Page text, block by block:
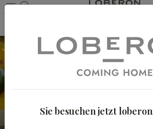
Sie besuchen jetzt